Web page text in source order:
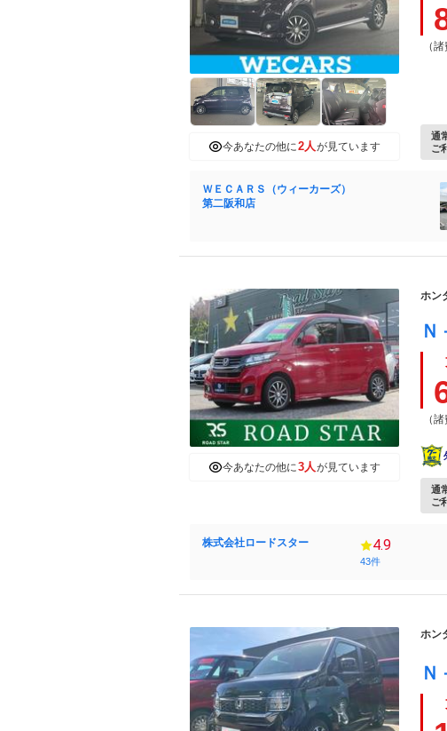
今あなたの他に2人が見ています
（
通
ご
ＷＥＣＡＲＳ（ウィーカーズ）
第二阪和店
今あなたの他に3人が見ています
ホン
（
通
ご
株式会社ロードスター 4.9
43件
ホン